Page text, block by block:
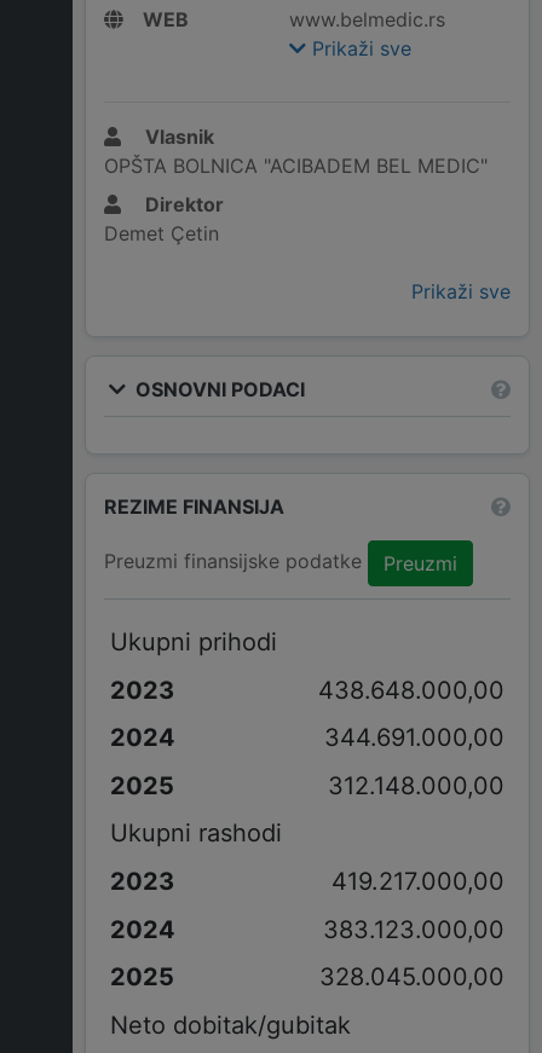
WEB
www.belmedic.rs
Prikaži sve
Vlasnik
OPŠTA BOLNICA "ACIBADEM BEL MEDIC"
Direktor
Demet Çetin
Prikaži sve
OSNOVNI PODACI
REZIME FINANSIJA
Preuzmi finansijske podatke Preuzmi
Ukupni prihodi
438.648.000,00
344.691.000,00
312.148.000,00
Ukupni rashodi
419.217.000,00
383.123.000,00
328.045.000,00
Neto dobitak/gubitak